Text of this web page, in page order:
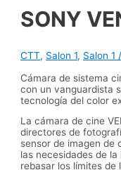
SONY
CTT, Salon 1, Salon 1
Cámara de sistema
con un vanguardista
tecnología del color
La cámara de cine
directores de
sensor de imagen de
las necesidades de
rebasar los límites de